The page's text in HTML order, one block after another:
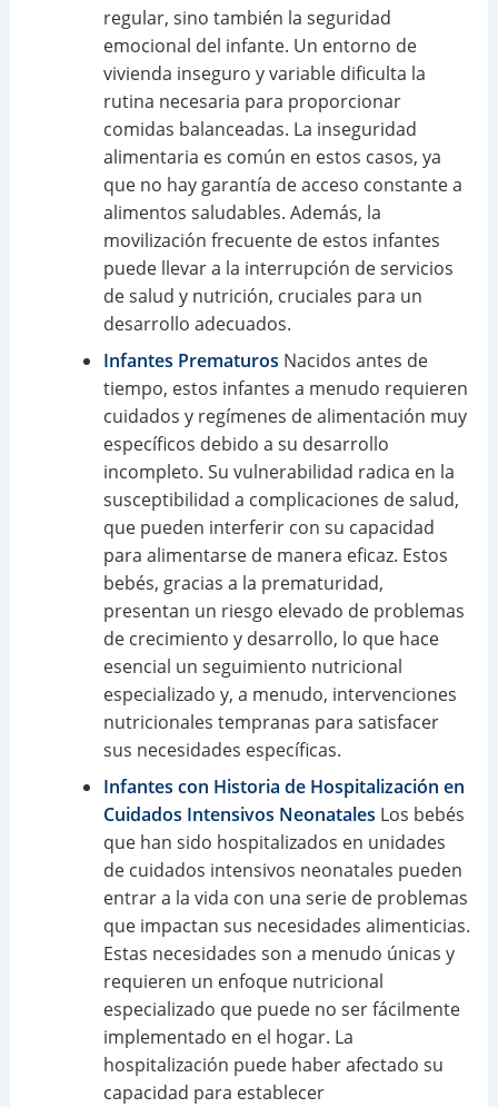
regular, sino también la seguridad
emocional del infante. Un entorno de
vivienda inseguro y variable dificulta la
rutina necesaria para proporcionar
comidas balanceadas. La inseguridad
alimentaria es común en estos casos, ya
que no hay garantía de acceso constante a
alimentos saludables. Además, la
movilización frecuente de estos infantes
puede llevar a la interrupción de servicios
de salud y nutrición, cruciales para un
desarrollo adecuados.
Infantes Prematuros Nacidos antes de
tiempo, estos infantes a menudo requieren
cuidados y regímenes de alimentación muy
específicos debido a su desarrollo
incompleto. Su vulnerabilidad radica en la
susceptibilidad a complicaciones de salud,
que pueden interferir con su capacidad
para alimentarse de manera eficaz. Estos
bebés, gracias a la prematuridad,
presentan un riesgo elevado de problemas
de crecimiento y desarrollo, lo que hace
esencial un seguimiento nutricional
especializado y, a menudo, intervenciones
nutricionales tempranas para satisfacer
sus necesidades específicas.
Infantes con Historia de Hospitalización en
Cuidados Intensivos Neonatales Los bebés
que han sido hospitalizados en unidades
de cuidados intensivos neonatales pueden
entrar a la vida con una serie de problemas
que impactan sus necesidades alimenticias.
Estas necesidades son a menudo únicas y
requieren un enfoque nutricional
especializado que puede no ser fácilmente
implementado en el hogar. La
hospitalización puede haber afectado su
capacidad para establecer